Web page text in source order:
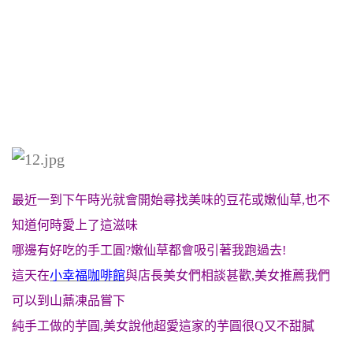
最近一到下午時光就會開始尋找美味的豆花或嫩仙草,也不
知道何時愛上了這滋味
哪邊有好吃的手工圓?嫩仙草都會吸引著我跑過去!
這天在小幸福咖啡館與店長美女們相談甚歡,美女推薦我們
可以到山薡凍品嘗下
純手工做的芋圓,美女說他超愛這家的芋圓很Q又不甜膩